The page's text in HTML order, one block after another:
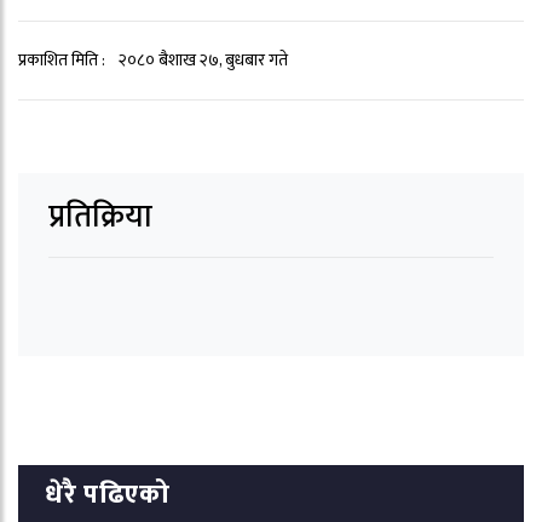
प्रकाशित मिति : २०८० बैशाख २७, बुधबार गते
प्रतिक्रिया
धेरै पढिएको